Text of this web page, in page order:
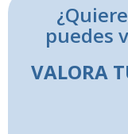
puedes
VALORA